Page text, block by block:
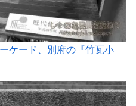
ケード、別府の『竹瓦小